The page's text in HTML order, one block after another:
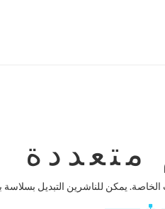
متعددة
يمكن للناشرين التبديل بسلاسة